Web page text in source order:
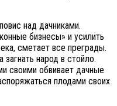
над дачниками.
бизнесы» и усилить
сметает все преграды.
народ в стойло.
своими обвивает дачные
плодами своих